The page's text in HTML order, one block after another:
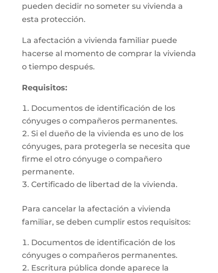
pueden decidir no someter su vivienda a
esta protección.
La afectación a vivienda familiar puede
hacerse al momento de comprar la vivienda
o tiempo después.
Requisitos:
Documentos de identificación de los
cónyuges o compañeros permanentes.
Si el dueño de la vivienda es uno de los
cónyuges, para protegerla se necesita que
firme el otro cónyuge o compañero
permanente.
Certificado de libertad de la vivienda.
Para cancelar la afectación a vivienda
familiar, se deben cumplir estos requisitos:
Documentos de identificación de los
cónyuges o compañeros permanentes.
Escritura pública donde aparece la